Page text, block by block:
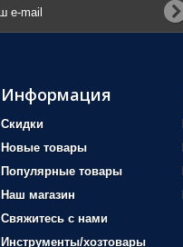
Информация
Скидки
Новые товары
Популярные товары
Наш магазин
Свяжитесь с нами
Инструменты/хозтовары